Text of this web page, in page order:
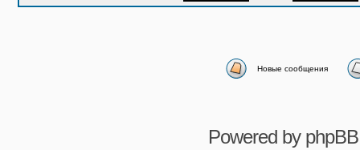
Новые сообщения
Powered by phpBB